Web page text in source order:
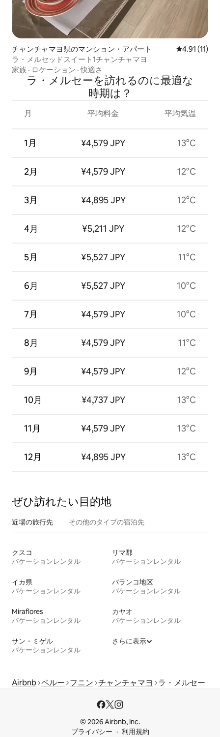
チャンチャマヨ県のマンション・アパート レビュー11
4.91 (11)
ラ・メルセッドスイート1チャンチャマヨ
家族 · ロケーション ·快適さ
ラ・メルセーを訪⁠れ⁠るの⁠に最⁠適⁠な
時⁠期⁠は⁠？
月
1月
2月
3月
4月
5月
6月
7月
8月
9月
10月
11月
12月
平均料金
¥4,579 JPY
¥4,579 JPY
¥4,895 JPY
¥5,211 JPY
¥5,527 JPY
¥5,527 JPY
¥4,579 JPY
¥4,579 JPY
¥4,579 JPY
¥4,737 JPY
¥4,579 JPY
¥4,895 JPY
平均気温
13°C
12°C
12°C
12°C
11°C
10°C
10°C
11°C
12°C
13°C
13°C
13°C
ぜひ訪⁠れ⁠た⁠い目⁠的⁠地
近場の旅行先 その他のタ⁠イ⁠プ⁠の宿⁠泊⁠先
クスコ
バケーションレンタル
リマ郡
バケーションレンタル
イカ県
バケーションレンタル
バランコ地区
バケーションレンタル
Miraflores
バケーションレンタル
カヤオ
バケーションレンタル
サン・ミゲル
バケーションレンタル
さらに表示
Airbnb ペルー フニン チャンチャマヨ ラ・メルセー
© 2026 Airbnb, Inc.
プライバシー
利用規約